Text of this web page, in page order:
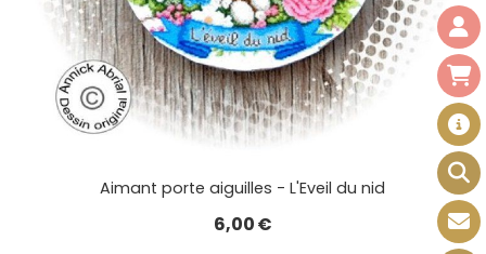
Aimant porte aiguilles - L'Eveil du nid
6,00€